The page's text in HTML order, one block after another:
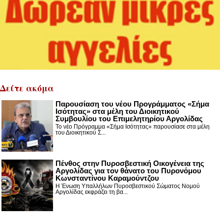
Δείτε ακόμα
Παρουσίαση του νέου Προγράμματος «Σήμα
Ισότητας» στα μέλη του Διοικητικού
Συμβουλίου του Επιμελητηρίου Αργολίδας
Το νέο Πρόγραμμα «Σήμα Ισότητας» παρουσίασε στα μέλη
του Διοικητικού Σ...
Πένθος στην Πυροσβεστική Οικογένεια της
Αργολίδας για τον θάνατο του Πυρονόμου
Κωνσταντίνου Καραμούντζου
Η Ένωση Υπαλλήλων Πυροσβεστικού Σώματος Νομού
Αργολίδας εκφράζει τη βα...